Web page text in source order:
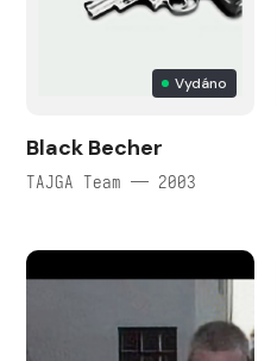
Vydáno
Black Becher
TAJGA Team — 2003